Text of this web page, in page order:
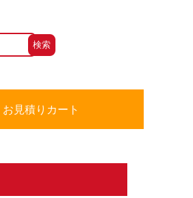
お見積りカート